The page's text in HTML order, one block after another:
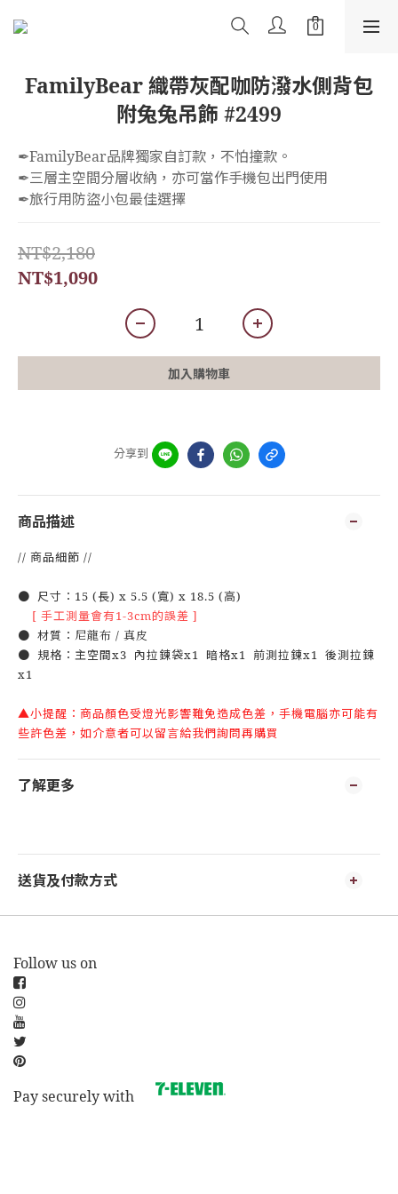
FamilyBear 織帶灰配咖防潑水側背包
附兔兔吊飾 #2499
✒︎FamilyBear品牌獨家自訂款，不怕撞款。
✒︎三層主空間分層收納，亦可當作手機包出門使用
✒︎旅行用防盜小包最佳選擇
NT$2,180
NT$1,090
加入購物車
分享到
商品描述
// 商品細節 //
● 尺寸：15 (長) x 5.5 (寬) x 18.5 (高)
[ 手工測量會有1-3cm的誤差 ]
● 材質： 尼龍布 / 真皮
● 規格：主空間x3 內拉鍊袋x1 暗格x1 前測拉鍊x1 後測拉鍊
x1
▲小提醒：商品顏色受燈光影響難免造成色差，手機電腦亦可能有
些許色差，如介意者可以留言給我們詢問再購買
了解更多
送貨及付款方式
Follow us on
Pay securely with